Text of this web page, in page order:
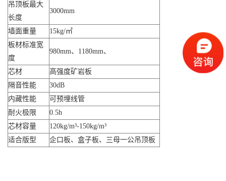
吊顶板最大
长度
3000mm
墙面重量
15kg/㎡
板材标准宽
度
980mm、1180mm、
芯材
高强度矿岩板
隔音性能
30dB
内藏性能
可预埋线管
耐火极限
0.5h
芯材容量
120kg/m³-150kg/m³
适合版型
企口板、盒子板、三母一公吊顶板